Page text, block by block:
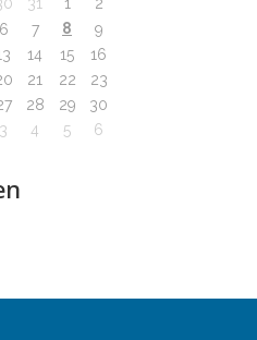
6 7 8
9
14 15
16
21 22
23
28 29
30
3 4 5 6